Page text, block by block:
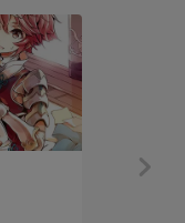
知识挖掘机